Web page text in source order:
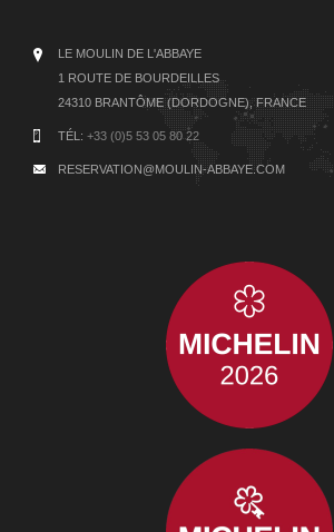
LE MOULIN DE L'ABBAYE
1 ROUTE DE BOURDEILLES
24310 BRANTÔME (DORDOGNE), FRANCE
TÉL: +33 (0)5 53 05 80 22
RESERVATION@MOULIN-ABBAYE.COM